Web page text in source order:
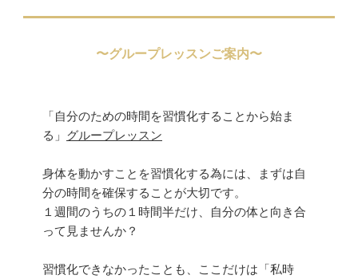
〜グループレッスンご案内〜
「自分のための時間を習慣化することから始ま
る」 グループレッスン
身体を動かすことを習慣化する為には、まずは自
分の時間を確保することが大切です。
１週間のうちの１時間半だけ、自分の体と向き合
って見ませんか？
習慣化できなかったことも、ここだけは「私時